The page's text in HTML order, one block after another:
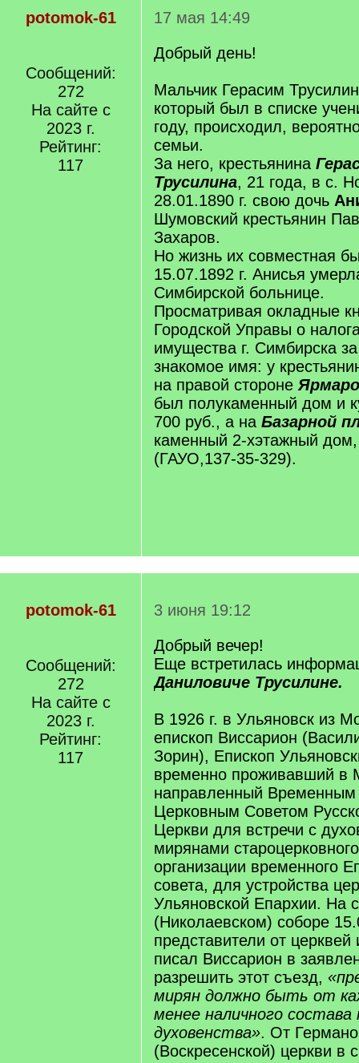
potomok-61
Сообщений:
272
На сайте с
2023 г.
Рейтинг:
117
17 мая 14:49
Добрый день!
Мальчик Герасим
который был в списке
году, происходил,
семьи.
За него, крестьянина
Трусилина, 21 года, в с.
28.01.1890 г. свою дочь
Шумовский крестьянин
Захаров.
Но жизнь их совместная
15.07.1892 г. Анисья
Симбирской больнице.
Просматривая окладные
Городской Управы о
имущества г. Симбирска
знакомое имя: у
на правой стороне
был полукаменный дом и
700 руб., а на Базарной
каменный 2-хэтажный
(ГАУО,137-35-329).
potomok-61
Сообщений:
272
На сайте с
2023 г.
Рейтинг:
117
3 июня 19:12
Добрый вечер!
Еще встретилась
Даниловиче Трусилине.
В 1926 г. в Ульяновск из
епископ Виссарион
Зорин), Епископ
временно проживавший в
направленный
Церковным Советом
Церкви для встречи с
мирянами
организации временного
совета, для устройства
Ульяновской Епархии. На
(Николаевском) соборе
представители от
писал Виссарион в
разрешить этот съезд,
мирян должно быть от
менее наличного состава
духовенства». От
(Воскресенской) церкви в